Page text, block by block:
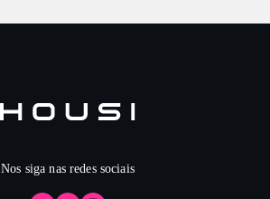
Nos siga nas redes sociais